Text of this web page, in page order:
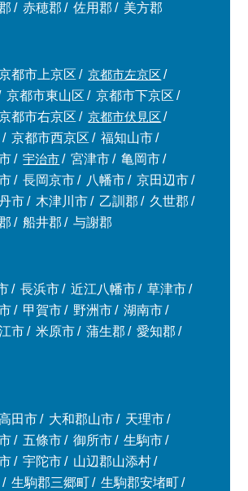
赤穂郡 佐用郡 美方郡
都市上京区
京都市左京区
京都市東山区
京都市下京区
都市右京区
京都市伏見区
京都市西京区
福知山市
宇治市 宮津市
亀岡市
長岡京市 八幡市
京田辺市
市 木津川市 乙訓郡
久世郡
船井郡 与謝郡
長浜市 近江八幡市
草津市
甲賀市 野洲市
湖南市
市 米原市 蒲生郡
愛知郡
田市 大和郡山市
天理市
五條市 御所市
生駒市
宇陀市
山辺郡山添村
生駒郡三郷町
生駒郡安堵町